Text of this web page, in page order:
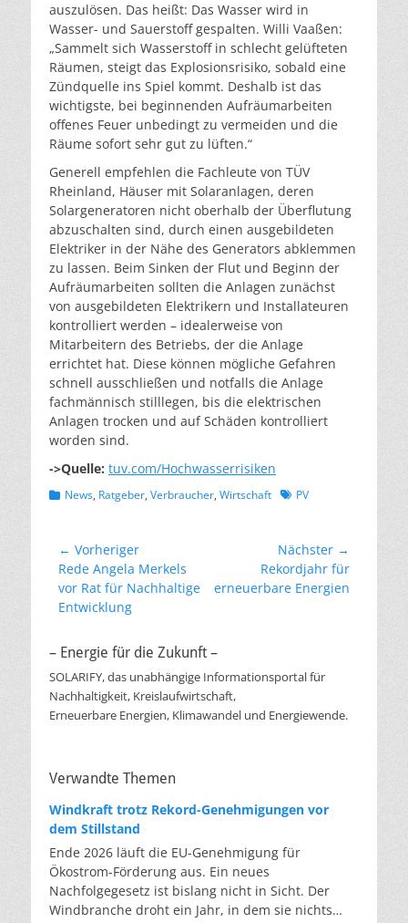
auszulösen. Das heißt: Das Wasser wird in
Wasser- und Sauerstoff gespalten. Willi Vaaßen:
„Sammelt sich Wasserstoff in schlecht gelüfteten
Räumen, steigt das Explosionsrisiko, sobald eine
Zündquelle ins Spiel kommt. Deshalb ist das
wichtigste, bei beginnenden Aufräumarbeiten
offenes Feuer unbedingt zu vermeiden und die
Räume sofort sehr gut zu lüften.“
Generell empfehlen die Fachleute von TÜV
Rheinland, Häuser mit Solaranlagen, deren
Solargeneratoren nicht oberhalb der Überflutung
abzuschalten sind, durch einen ausgebildeten
Elektriker in der Nähe des Generators abklemmen
zu lassen. Beim Sinken der Flut und Beginn der
Aufräumarbeiten sollten die Anlagen zunächst
von ausgebildeten Elektrikern und Installateuren
kontrolliert werden – idealerweise von
Mitarbeitern des Betriebs, der die Anlage
errichtet hat. Diese können mögliche Gefahren
schnell ausschließen und notfalls die Anlage
fachmännisch stilllegen, bis die elektrischen
Anlagen trocken und auf Schäden kontrolliert
worden sind.
->Quelle: tuv.com/Hochwasserrisiken
Kategorien
News, Ratgeber, Verbraucher, Wirtschaft Schlagworte
PV
Beitragsnavigation
← Vorheriger
Vorheriger
Beitrag:
Rede Angela Merkels
vor Rat für Nachhaltige
Entwicklung
Nächster →
Beitrag:
Rekordjahr für
erneuerbare Energien
– Energie für die Zukunft –
SOLARIFY, das unabhängige Informationsportal für
Nachhaltigkeit, Kreislaufwirtschaft,
Erneuerbare Energien, Klimawandel und Energiewende.
Verwandte Themen
Windkraft trotz Rekord-Genehmigungen vor
dem Stillstand
Ende 2026 läuft die EU-Genehmigung für
Ökostrom-Förderung aus. Ein neues
Nachfolgegesetz ist bislang nicht in Sicht. Der
Windbranche droht ein Jahr, in dem sie nichts